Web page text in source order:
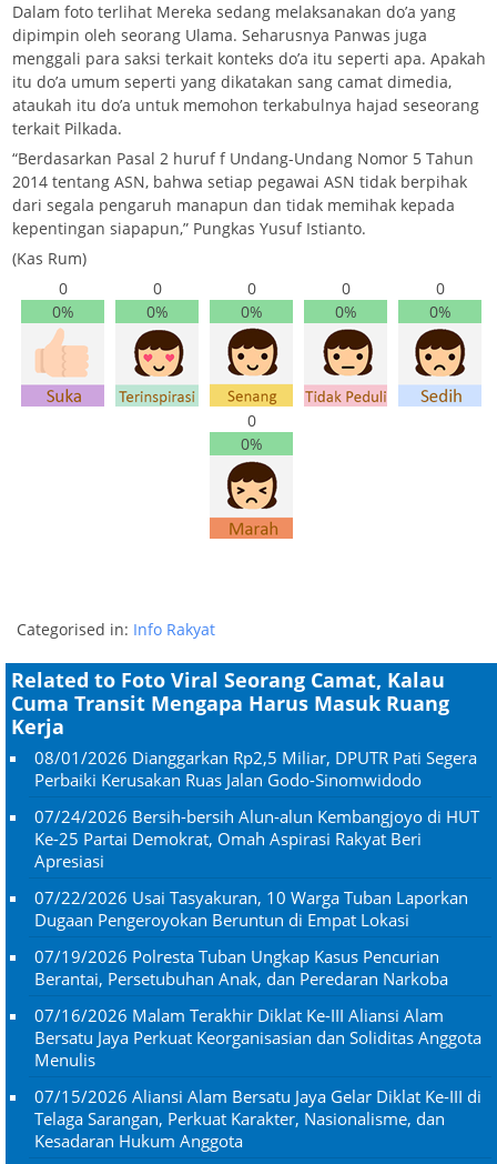
Dalam foto terlihat Mereka sedang melaksanakan do’a yang
dipimpin oleh seorang Ulama. Seharusnya Panwas juga
menggali para saksi terkait konteks do’a itu seperti apa. Apakah
itu do’a umum seperti yang dikatakan sang camat dimedia,
ataukah itu do’a untuk memohon terkabulnya hajad seseorang
terkait Pilkada.
“Berdasarkan Pasal 2 huruf f Undang-Undang Nomor 5 Tahun
2014 tentang ASN, bahwa setiap pegawai ASN tidak berpihak
dari segala pengaruh manapun dan tidak memihak kepada
kepentingan siapapun,” Pungkas Yusuf Istianto.
(Kas Rum)
0
0%
0
0%
0
0%
0
0%
0
0%
0
0%
Categorised in: Info Rakyat
Related to Foto Viral Seorang Camat, Kalau
Cuma Transit Mengapa Harus Masuk Ruang
Kerja
08/01/2026 Dianggarkan Rp2,5 Miliar, DPUTR Pati Segera
Perbaiki Kerusakan Ruas Jalan Godo-Sinomwidodo
07/24/2026 Bersih-bersih Alun-alun Kembangjoyo di HUT
Ke-25 Partai Demokrat, Omah Aspirasi Rakyat Beri
Apresiasi
07/22/2026 Usai Tasyakuran, 10 Warga Tuban Laporkan
Dugaan Pengeroyokan Beruntun di Empat Lokasi
07/19/2026 Polresta Tuban Ungkap Kasus Pencurian
Berantai, Persetubuhan Anak, dan Peredaran Narkoba
07/16/2026 Malam Terakhir Diklat Ke-III Aliansi Alam
Bersatu Jaya Perkuat Keorganisasian dan Soliditas Anggota
Menulis
07/15/2026 Aliansi Alam Bersatu Jaya Gelar Diklat Ke-III di
Telaga Sarangan, Perkuat Karakter, Nasionalisme, dan
Kesadaran Hukum Anggota